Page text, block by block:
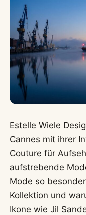
Estelle Wiele
Cannes mit ihrer
Couture für
aufstrebende
Mode so
Kollektion und
Ikone wie Jil